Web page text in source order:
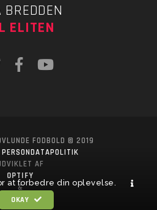
at forbedre din oplevelse.
OKAY
BREDDEN
ELITEN
FODBOLD © 2019
AF
OPTIFY
&